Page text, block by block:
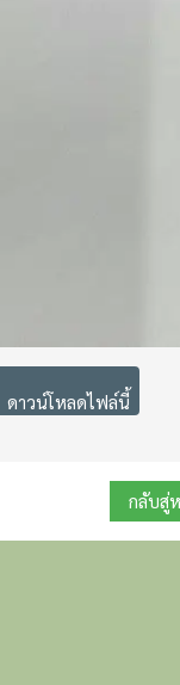
ดาวน์โหลดไฟล์นี้
กลับสู่